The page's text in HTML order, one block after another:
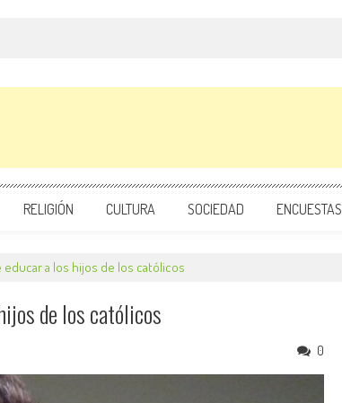
RELIGIÓN CULTURA SOCIEDAD ENCUESTAS
a los hijos de los católicos
de los católicos
0